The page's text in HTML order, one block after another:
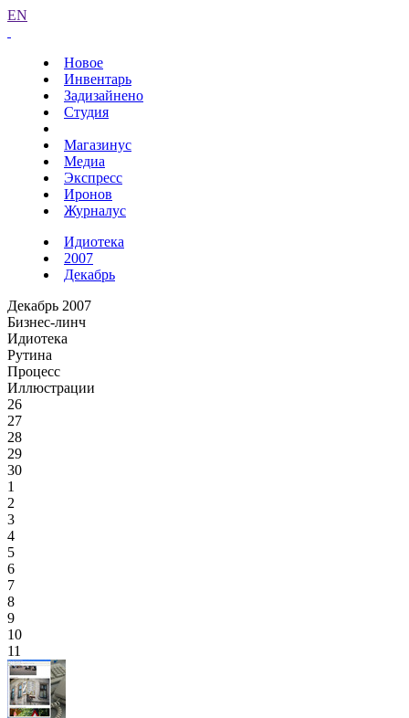
EN
Новое
Инвентарь
Задизайнено
Студия
Магазинус
Медиа
Экспресс
Иронов
Журналус
Идиотека
2007
Декабрь
Декабрь 2007
Бизнес-линч
Идиотека
Рутина
Процесс
Иллюстрации
26
27
28
29
30
1
2
3
4
5
6
7
8
9
10
11